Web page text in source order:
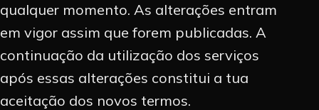
qualquer momento. As alterações entram
em vigor assim que forem publicadas. A
continuação da utilização dos serviços
após essas alterações constitui a tua
aceitação dos novos termos.